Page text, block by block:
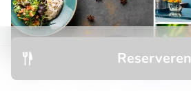
Reserveren